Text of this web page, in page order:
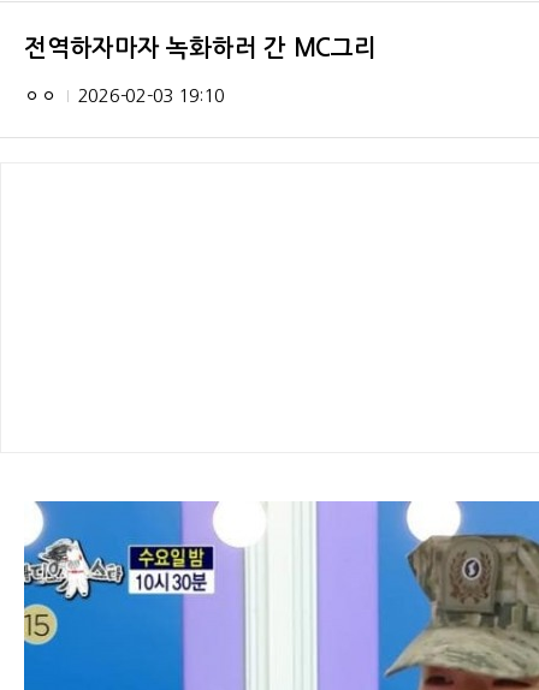
전역하자마자 녹화하러 간 MC그리
ㅇㅇ 2026-02-03 19:10